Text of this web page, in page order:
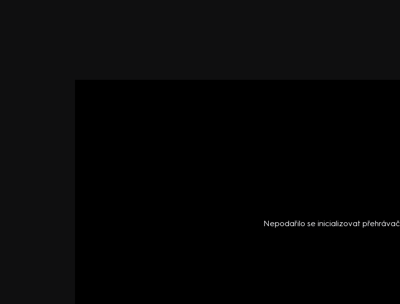
Nepodařilo se inicializovat přehrávač